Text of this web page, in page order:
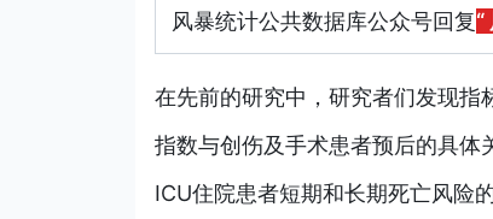
风暴统计公共数据库公众号回复“
在先前的研究中，研究者们发现指
指数与创伤及手术患者预后的具体
ICU住院患者短期和长期死亡风险